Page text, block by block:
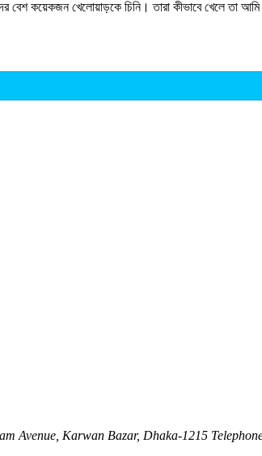
বেশ কয়েকজন খেলোয়াড়কে চিনি। তারা কীভাবে খেলে
Avenue, Karwan Bazar, Dhaka-1215